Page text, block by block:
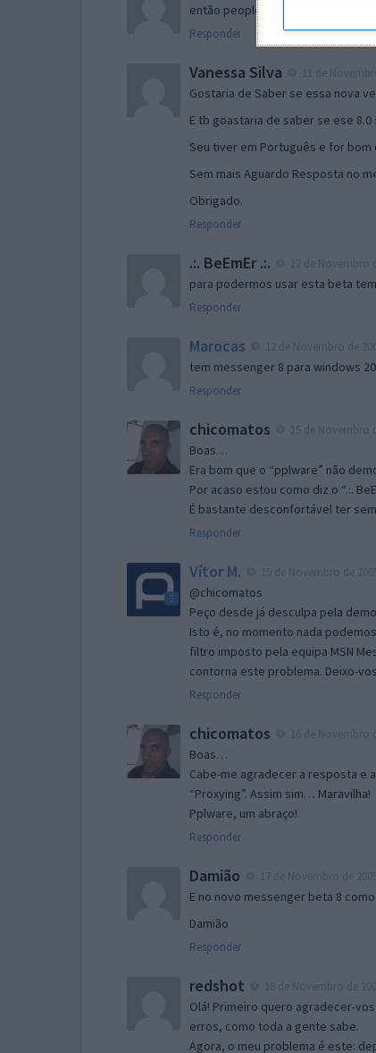
então people
Responder
Vanessa Silva
Gostaria de Saber se essa nova
E tb goastaria de saber se ese 8.0
Seu tiver em Português e for bom
Sem mais Aguardo Resposta no
Obrigado.
Responder
.:. BeEmEr .:.
para podermos usar esta beta
Responder
Marocas
tem messenger 8 para windows
Responder
chicomatos
Boas…
Era bom que o “pplware” não
Por acaso estou como diz o “.:.
É bastante desconfortável ter
Responder
Vítor M.
@chicomatos
Peço desde já desculpa pela
Isto é, no momento nada
filtro imposto pela equipa MSN
contorna este problema. Deixo-
Responder
chicomatos
Boas…
Cabe-me agradecer a resposta e
“Proxying”. Assim sim… Maravilha!
Pplware, um abraço!
Responder
Damião
E no novo messenger beta 8
Damião
Responder
redshot
Olá! Primeiro quero agradecer-
erros, como toda a gente sabe.
Agora, o meu problema é este: